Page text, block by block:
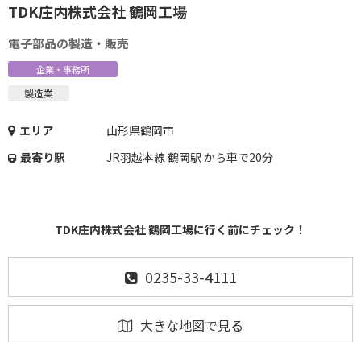
TDK庄内株式会社 鶴岡工場
電子部品の製造・販売
企業・事務所
製造業
エリア
山形県鶴岡市
最寄り駅
JR羽越本線 鶴岡駅 から車で20分
TDK庄内株式会社 鶴岡工場に行く前にチェック！
0235-33-4111
大きな地図で見る